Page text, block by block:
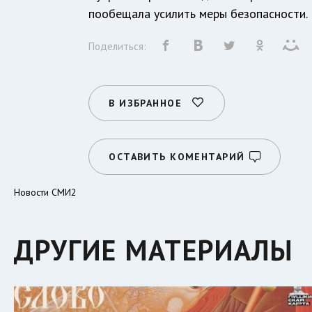
пообещала усилить меры безопасности.
Поделиться:
В ИЗБРАННОЕ
ОСТАВИТЬ КОМЕНТАРИЙ
Новости СМИ2
ДРУГИЕ МАТЕРИАЛЫ